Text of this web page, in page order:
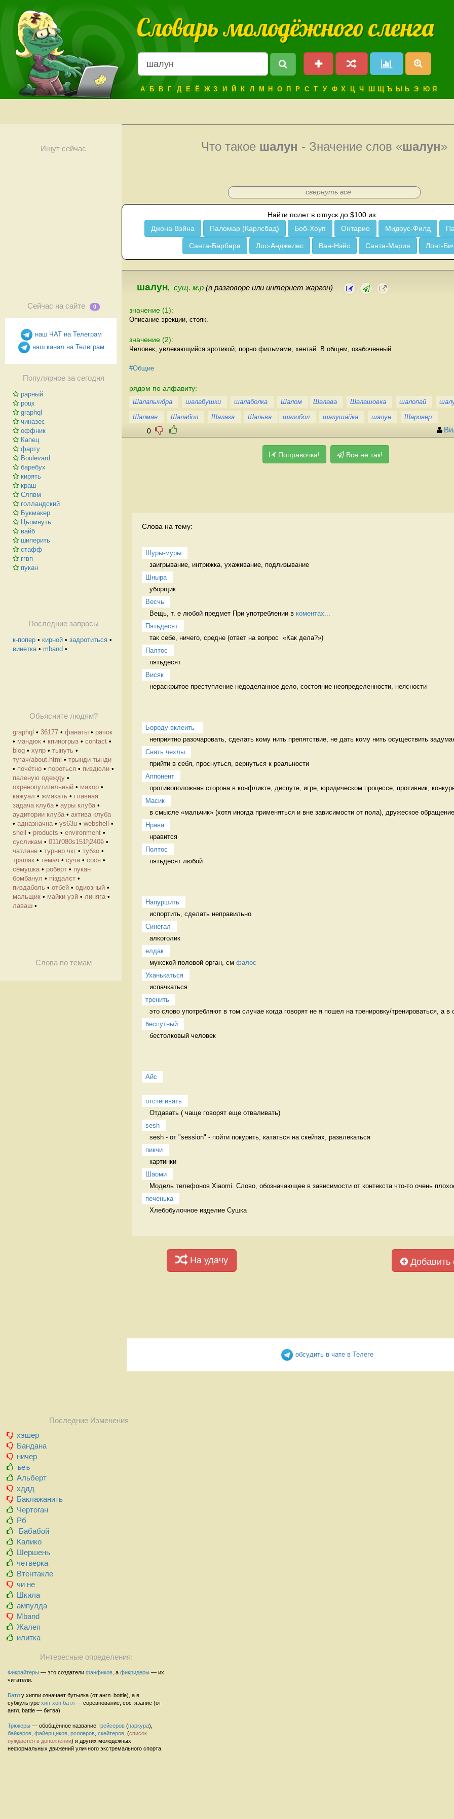
Словарь молодёжного сленга
А Б В Г Д Е Ё Ж З И Й К Л М Н О П Р С Т У Ф Х Ц Ч Ш Щ Ъ Ы Ь Э Ю Я
Ищут сейчас
Сейчас на сайте 0
наш ЧАТ на Телеграм
наш канал на Телеграм
Популярное за сегодня
рарный
роцк
graphql
чиназес
оффник
Капец
фарту
Boulevard
баребух
кирять
краш
Слпвм
голландский
Букмакер
Цьомнуть
вайб
шиперить
стафф
ггвп
пукан
Последние запросы
к-попер • кирной • задротиться •
винетка• mband •
Обьясните людям?
graphql • 36177 • фанаты • рачок
• мандюк • кпиногрыз • contact •
blog • хуяр • тынуть •
тугач/about.html • трынди-тынди
• почётно • пороться • пиздюли •
паленую одежду •
охренопутительный • махор •
кажуал • жмакать • главная
задача клуба • ауры клуба •
аудитории клуба • актива клуба
• адназначна • ys63u • webshell
•
shell
• products • environment •
cусликам • 011ѓ080ѕ151ђ240ё •
чатлане • турнир чкг • тубзо •
трэшак • темач • суча • сося •
сёмушка • роберт • пукан
бомбанул • піздалєт •
пиздаболь • отбей • одиозный •
мальщик • майки уэй • линяга •
лаваш •
Слова по темам
Что такое шалун - Значение слов «шалун»
свернуть всё
Найти полет в отпуск до $100 из:
Джона Вэйна
Паломар (Карлсбад) Боб-Хоуп Онтарио Мидоус-Филд
Санта-Барбара Лос-Анджелес Ван-Нэйс Санта-Мария Лонг-
шалун, сущ. м.р (в разговоре или интернет жаргон)
значение (1):
Описание эрекции, стояк.
значение (2):
Человек, увлекающийся эротикой, порно фильмами, хентай. В общем, озабоченный..
#Общие
рядом по алфавиту:
Шалапындра шалабушки шалаболка Шалом Шалава Шалашовка шалопай
Шалман
Шалабол Шалага Шальва шалобол шалушайка шалун Шаровер
0
Поправочка! Все не так!
Слова на тему:
Шуры-муры
заигрывание, интрижка, ухаживание, подлизывание
Шныра
уборщик
Весчь
Вещь, т. е любой предмет При употреблении в коментах...
Пятьдесят
так себе, ничего, средне (ответ на вопрос  «Как дела?»)
Палтос
пятьдесят
Висяк
нераскрытое преступление недоделанное дело, состояние неопределенности, неясности
Бороду вклеить
неприятно разочаровать, сделать кому нить препятствие, не дать кому нить осуществить
Снять чехлы
прийти в себя, проснуться, вернуться к реальности
Аппонент
противоположная сторона в конфликте, диспуте, игре, юридическом процессе; противник,
Масик
в смысле «мальчик» (хотя иногда применяться и вне зависимости от пола), дружеское
Нрава
нравится
Полтос
пятьдесят любой
Напуршить
испортить, сделать неправильно
Синегал
алкоголик
елдак
мужской половой орган, см фалос
Уханькаться
испачкаться
тренить
это слово употребляют в том случае когда говорят не я пошел на тренировку/тренироваться, а в
беспутный
бестолковый человек
Айс
отстегивать
Отдавать ( чаще говорят еще отваливать)
sesh
sesh - от "session" - пойти покурить, кататься на скейтах, развлекаться
пикчи
картинки
Шаоми
Модель телефонов Xiaomi. Слово, обозначающее в зависимости от контекста что-то очень
печенька
Хлебобулочное изделие Сушка
На удачу Добавить
обсудить в чате в Телеге
Последние Изменения
хэшер
Бандана
ничер
ъеъ
Альберт
хддд
Баклажанить
Чертоган
Рб
Бабабой
Калико
Шершень
четверка
Втентакле
чи не
Шкила
ампулда
Mband
Жалеп
илитка
Интересные определения:
Фикрайтеры — это создатели фанфиков , а фикридеры — их
читатели.
Батл у хиппи означает бутылка (от англ. bottle), а в
субкультуре хип-хоп батл — соревнование, состязание (от
англ. battle — битва).
Трюкеры — обобщённое название трейсеров (паркура),
байкеров файерщиков роллеров скейтеров , (список
нуждается в дополнении) и других молодёжных
неформальных движений уличного экстремального спорта.